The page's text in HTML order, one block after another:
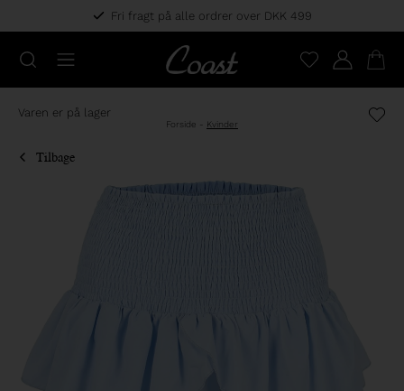
Fri fragt på alle ordrer over DKK 499
Varen er på lager
Forside - Kvinder
Tilbage